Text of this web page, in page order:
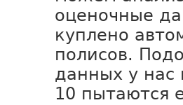
оценочные
куплено
полисов.
данных у нас
10 пытаются